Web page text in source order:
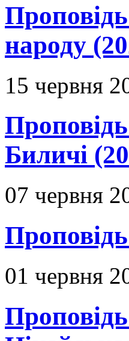
народу
15 червня
Биличі
07 червня
01 червня